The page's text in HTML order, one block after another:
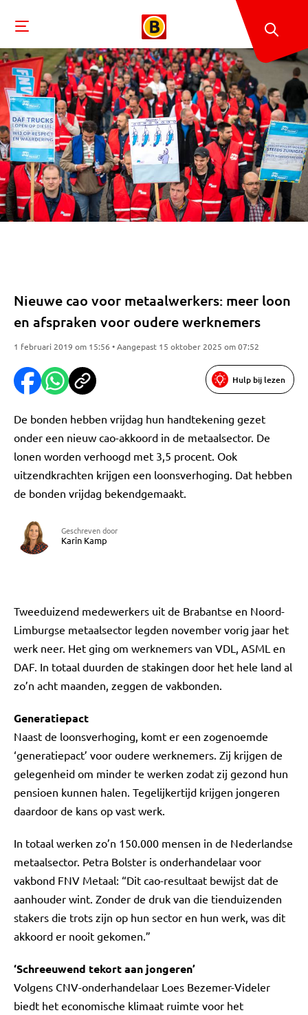
Nieuwe cao voor metaalwerkers: meer loon
en afspraken voor oudere werknemers
1 februari 2019 om 15:56 • Aangepast 15 oktober 2025 om 07:52
Hulp bij lezen
De bonden hebben vrijdag hun handtekening gezet
onder een nieuw cao-akkoord in de metaalsector. De
lonen worden verhoogd met 3,5 procent. Ook
uitzendkrachten krijgen een loonsverhoging. Dat hebben
de bonden vrijdag bekendgemaakt.
Geschreven door
Karin Kamp
Tweeduizend medewerkers uit de Brabantse en Noord-
Limburgse metaalsector legden november vorig jaar het
werk neer. Het ging om werknemers van VDL, ASML en
DAF. In totaal duurden de stakingen door het hele land al
zo’n acht maanden, zeggen de vakbonden.
Generatiepact
Naast de loonsverhoging, komt er een zogenoemde
‘generatiepact’ voor oudere werknemers. Zij krijgen de
gelegenheid om minder te werken zodat zij gezond hun
pensioen kunnen halen. Tegelijkertijd krijgen jongeren
daardoor de kans op vast werk.
In totaal werken zo’n 150.000 mensen in de Nederlandse
metaalsector. Petra Bolster is onderhandelaar voor
vakbond FNV Metaal: “Dit cao-resultaat bewijst dat de
aanhouder wint. Zonder de druk van die tienduizenden
stakers die trots zijn op hun sector en hun werk, was dit
akkoord er nooit gekomen.”
‘Schreeuwend tekort aan jongeren’
Volgens CNV-onderhandelaar Loes Bezemer-Videler
biedt het economische klimaat ruimte voor het